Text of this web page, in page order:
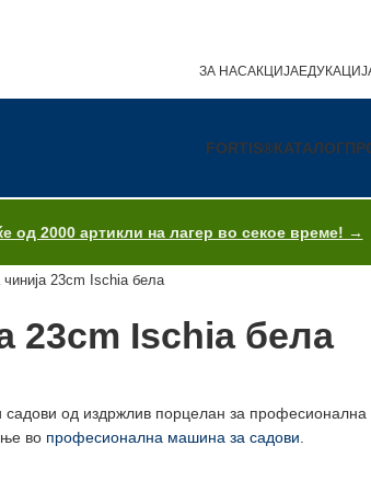
ЗА НАСАКЦИЈА
FORTIS®КАТАЛОГ
од 2000 артикли на лагер во секое време! →
23cm Ischia бела
23cm Ischia бела
садови од издржлив порцелан за
во професионална машина за садови